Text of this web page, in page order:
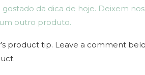
da dica de hoje. Deixem
outro produto.
product tip. Leave a comment